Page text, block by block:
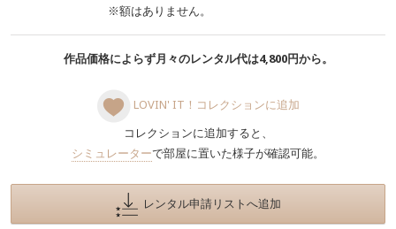
※額はありません。
作品価格によらず月々のレンタル代は4,800円から。
LOVIN' IT！コレクションに追加
コレクションに追加すると、
シミュレーターで部屋に置いた様子が確認可能。
レンタル申請リストへ追加